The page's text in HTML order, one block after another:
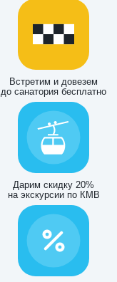
Встретим и довезем
до санатория бесплатно
Дарим скидку 20%
на экскурсии по КМВ